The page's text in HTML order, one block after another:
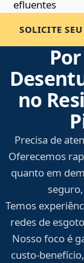
efluentes
SOLICITE
no
Precisa de
Oferecemos
quanto em
Temos
redes de
Nosso foco é
custo-